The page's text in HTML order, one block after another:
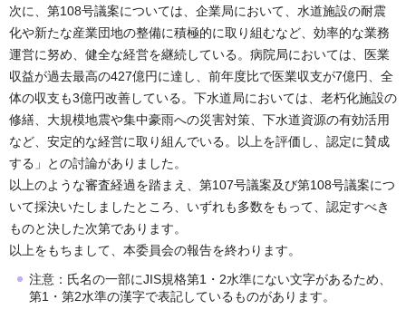
次に、第108号議案については、企業局において、水道施設の耐震
化や新たな産業団地の整備に積極的に取り組むなど、効率的な業務
運営に努め、健全な経営を継続している。病院局においては、医業
収益が過去最高の427億円に達し、前年度比で医業収支が7億円、全
体の収支も3億円改善している。下水道局においては、老朽化施設の
修繕、大規模地震や集中豪雨への災害対策、下水道資源の有効活用
など、安定的な経営に取り組んでいる。以上を評価し、認定に賛成
する」との討論がありました。
以上のような審査経過を踏まえ、第107号議案及び第108号議案につ
いて採決いたしましたところ、いずれも多数をもって、認定すべき
ものと決した次第であります。
以上をもちまして、本委員会の報告を終わります。
注意：氏名の一部にJIS規格第1・2水準にない文字があるため、
第1・第2水準の漢字で表記しているものがあります。